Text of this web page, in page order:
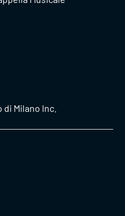
Milano Inc.